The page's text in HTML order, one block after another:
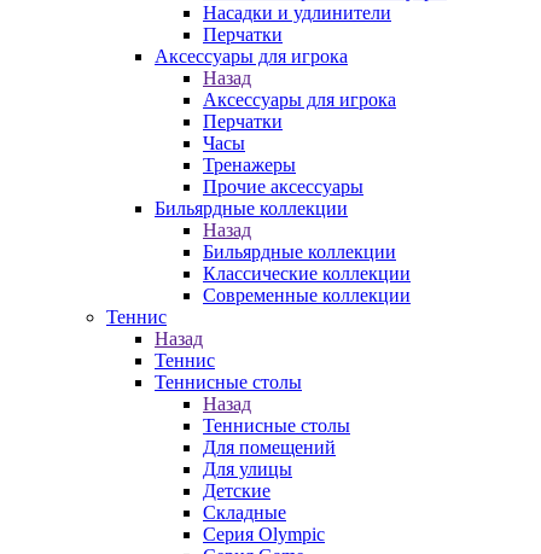
Насадки и удлинители
Перчатки
Аксессуары для игрока
Назад
Аксессуары для игрока
Перчатки
Часы
Тренажеры
Прочие аксессуары
Бильярдные коллекции
Назад
Бильярдные коллекции
Классические коллекции
Современные коллекции
Теннис
Назад
Теннис
Теннисные столы
Назад
Теннисные столы
Для помещений
Для улицы
Детские
Складные
Серия Olympic